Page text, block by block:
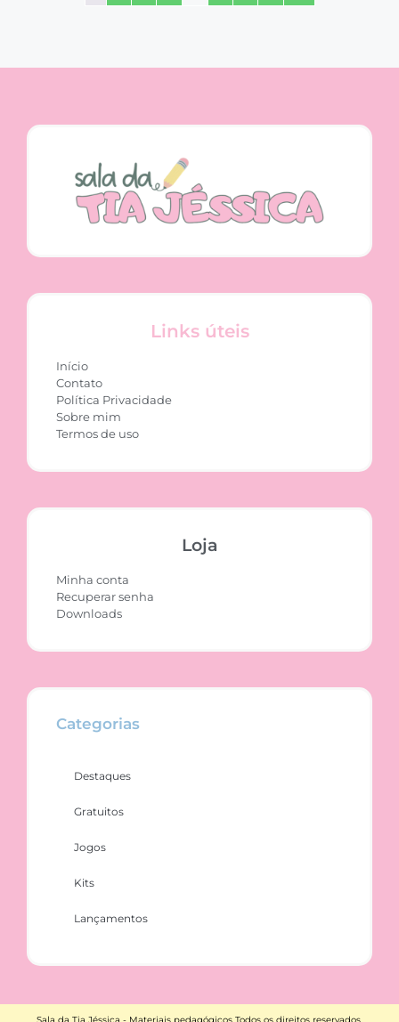
Links úteis
Início
Contato
Política Privacidade
Sobre mim
Termos de uso
Loja
Minha conta
Recuperar senha
Downloads
Categorias
Destaques
Gratuitos
Jogos
Kits
Lançamentos
Sala da Tia Jéssica - Materiais pedagógicos Todos os direitos reservados.